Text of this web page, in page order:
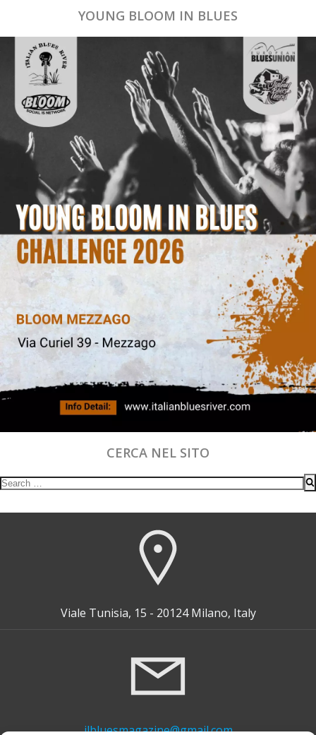
YOUNG BLOOM IN BLUES
CERCA NEL SITO
Search
Viale Tunisia, 15 - 20124 Milano, Italy
ilbluesmagazine@gmail.com